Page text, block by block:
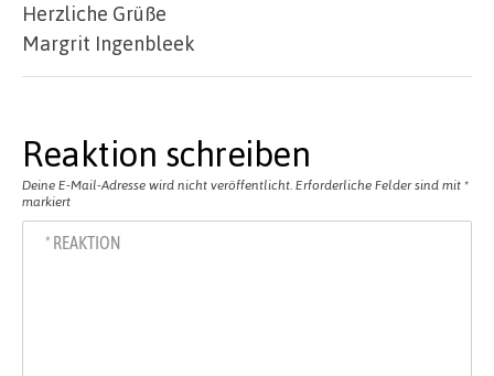
Herzliche Grüße
Margrit Ingenbleek
Reaktion schreiben
Deine E-Mail-Adresse wird nicht veröffentlicht. Erforderliche Felder sind mit *
markiert